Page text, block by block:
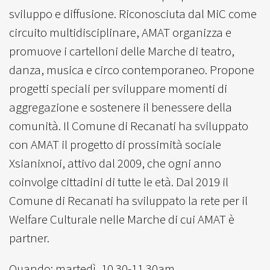
sviluppo e diffusione. Riconosciuta dal MiC come
circuito multidisciplinare, AMAT organizza e
promuove i cartelloni delle Marche di teatro,
danza, musica e circo contemporaneo. Propone
progetti speciali per sviluppare momenti di
aggregazione e sostenere il benessere della
comunità. Il Comune di Recanati ha sviluppato
con AMAT il progetto di prossimità sociale
Xsianixnoi, attivo dal 2009, che ogni anno
coinvolge cittadini di tutte le età. Dal 2019 il
Comune di Recanati ha sviluppato la rete per il
Welfare Culturale nelle Marche di cui AMAT è
partner.